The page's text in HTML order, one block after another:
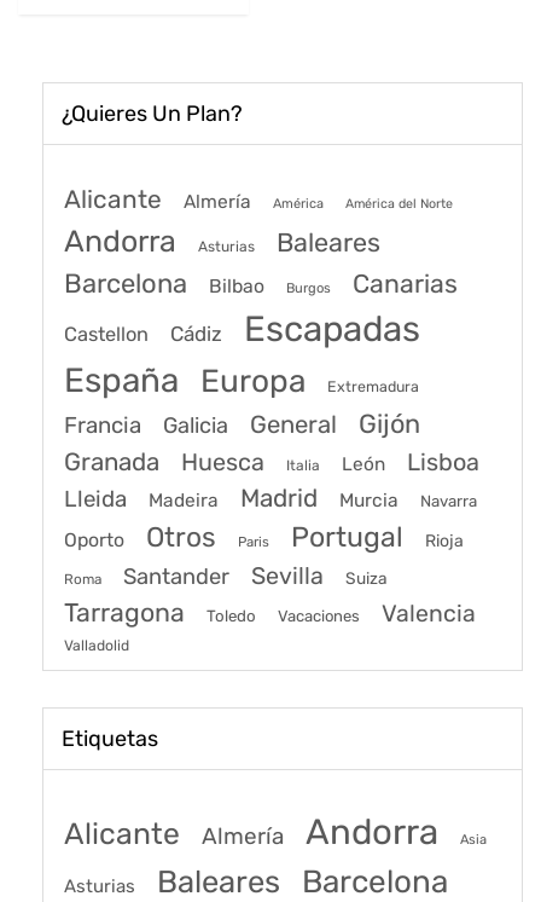
¿Quieres Un Plan?
Alicante Almería América América del Norte
Andorra Asturias Baleares
Barcelona Bilbao Burgos Canarias
Castellon Cádiz Escapadas
España Europa Extremadura
Francia Galicia General Gijón
Granada Huesca Italia León Lisboa
Lleida Madeira Madrid Murcia Navarra
Oporto Otros Paris Portugal Rioja
Roma Santander Sevilla Suiza
Tarragona Toledo Vacaciones Valencia
Valladolid
Etiquetas
Alicante Almería Andorra Asia
Asturias Baleares Barcelona